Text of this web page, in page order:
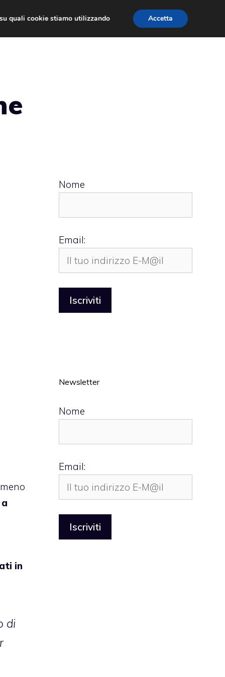
in
di
Nome
Email:
Newsletter
Nome
Email:
quali cookie stiamo utilizzando
Accetta